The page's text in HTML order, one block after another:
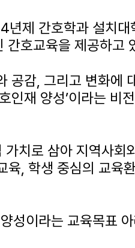
제 간호학과 설치
간호교육을 제공하고
감, 그리고 변화에
재 양성’이라는 비
치로 삼아 지역사회
, 학생 중심의 교육
성이라는 교육목표